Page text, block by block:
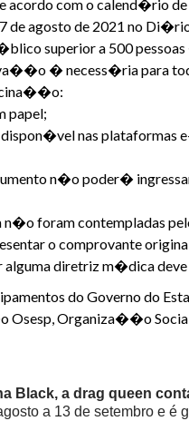
acordo com o calend�rio
de agosto de 2021 no
superior a 500
� necess�ria para
papel;
nas plataformas
n​�o poder�
n�o foram contempladas
o comprovante
diretriz m�dica
do Governo do
Osesp, Organiza��o
Black, a drag queen
a 13 de setembro e é